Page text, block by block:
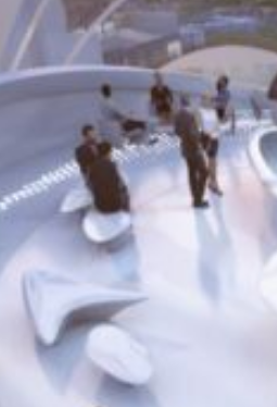
Configuración de Cookies